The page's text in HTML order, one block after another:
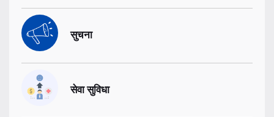
सुचना
सेवा सुविधा